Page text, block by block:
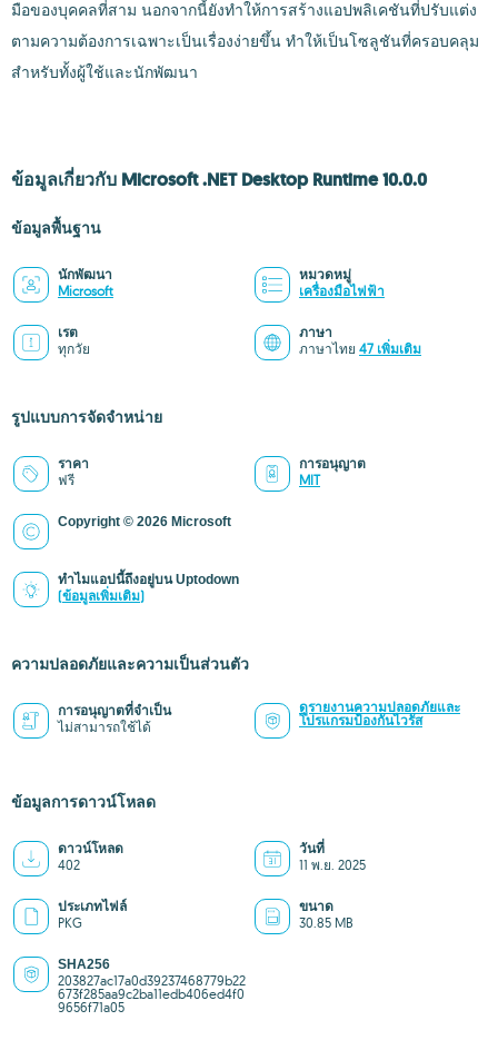
มือของบุคคลที่สาม นอกจากนี้ยังทำให้การสร้างแอปพลิเคชันที่ปรับแต่ง
ตามความต้องการเฉพาะเป็นเรื่องง่ายขึ้น ทำให้เป็นโซลูชันที่ครอบคลุม
สำหรับทั้งผู้ใช้และนักพัฒนา
ข้อมูลเกี่ยวกับ Microsoft .NET Desktop Runtime 10.0.0
ข้อมูลพื้นฐาน
นักพัฒนา
Microsoft
หมวดหมู่
เครื่องมือไฟฟ้า
เรต
ทุกวัย
ภาษา
ภาษาไทย 47 เพิ่มเติม
รูปแบบการจัดจำหน่าย
ราคา
ฟรี
การอนุญาต
MIT
Copyright © 2026 Microsoft
ทำไมแอปนี้ถึงอยู่บน Uptodown
(ข้อมูลเพิ่มเติม)
ความปลอดภัยและความเป็นส่วนตัว
การอนุญาตที่จำเป็น
ไม่สามารถใช้ได้
ดูรายงานความปลอดภัยและ
โปรแกรมป้องกันไวรัส
ข้อมูลการดาวน์โหลด
ดาวน์โหลด
402
วันที่
11 พ.ย. 2025
ประเภทไฟล์
PKG
ขนาด
30.85 MB
SHA256
203827ac17a0d39237468779b22
673f285aa9c2ba11edb406ed4f0
9656f71a05